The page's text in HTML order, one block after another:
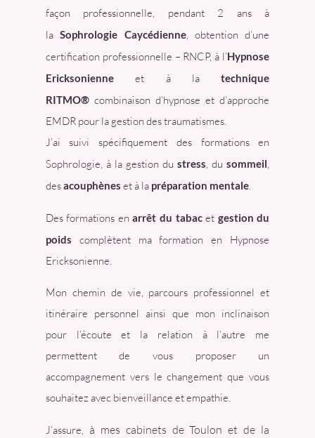
façon professionnelle, pendant 2 ans à
laSophrologie Caycédienne, obtention d’une
certification professionnelle – RNCP, à l’Hypnose
Ericksonienneet à latechnique
RITMO®combinaison d’hypnose et d’approche
EMDR pour la gestion des traumatismes.
J’ai suivi spécifiquement des formations en
Sophrologie, à la gestion dustress, dusommeil,
desacouphènes et à lapréparation mentale.
Des formations enarrêt du tabacet gestion du
poids complètent ma formation en Hypnose
Ericksonienne.
Mon chemin de vie, parcours professionnel et
itinéraire personnel ainsi que mon inclinaison
pour l’écoute et la relation à l’autre me
permettent de vous proposer un
accompagnement vers le changement que vous
souhaitez avec bienveillance et empathie.
J’assure, à mes cabinets de Toulon et de la